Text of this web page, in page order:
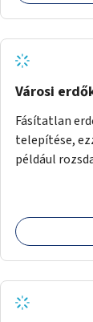
Városi
Fásítatlan
telepítése,
például